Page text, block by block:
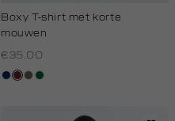
Boxy T-shirt met korte
mouwen
€35.00
donkerblauw
bordeaux
lichtbruin
donkergroen